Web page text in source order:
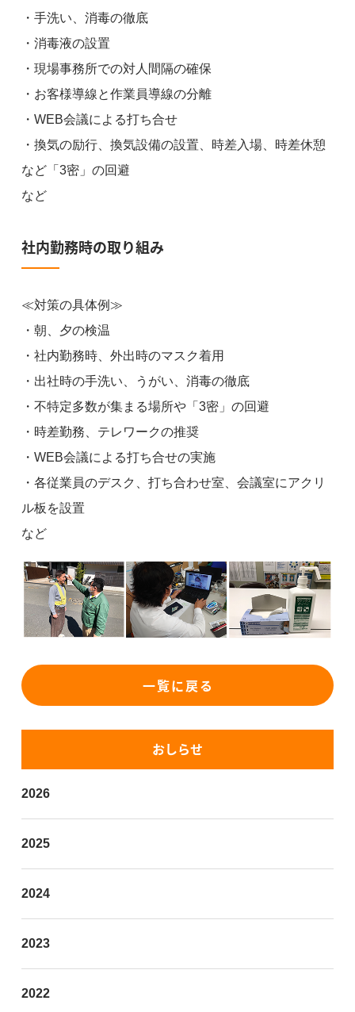
・手洗い、消毒の徹底
・消毒液の設置
・現場事務所での対人間隔の確保
・お客様導線と作業員導線の分離
・WEB会議による打ち合せ
・換気の励行、換気設備の設置、時差入場、時差休憩
など「3密」の回避
など
社内勤務時の取り組み
≪対策の具体例≫
・朝、夕の検温
・社内勤務時、外出時のマスク着用
・出社時の手洗い、うがい、消毒の徹底
・不特定多数が集まる場所や「3密」の回避
・時差勤務、テレワークの推奨
・WEB会議による打ち合せの実施
・各従業員のデスク、打ち合わせ室、会議室にアクリ
ル板を設置
など
一覧に戻る
おしらせ
2026
2025
2024
2023
2022